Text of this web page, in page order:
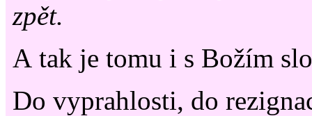
zpět.
A tak je tomu i s Božím
Do vyprahlosti, do